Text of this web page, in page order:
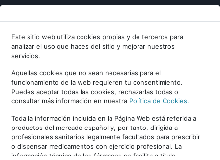
Este sitio web utiliza cookies propias y de terceros para
analizar el uso que haces del sitio y mejorar nuestros
servicios.
Aquellas cookies que no sean necesarias para el
funcionamiento de la web requieren tu consentimiento.
Puedes aceptar todas las cookies, rechazarlas todas o
consultar más información en nuestra Política de Cookies.
Toda la información incluida en la Página Web está referida a
productos del mercado español y, por tanto, dirigida a
profesionales sanitarios legalmente facultados para prescribir
o dispensar medicamentos con ejercicio profesional. La
información técnica de los fármacos se facilita a título